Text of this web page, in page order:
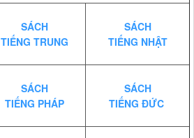
SÁCH
TIẾNG TRUNG
SÁCH
TIẾNG NHẬT
SÁCH
TIẾNG PHÁP
SÁCH
TIẾNG ĐỨC